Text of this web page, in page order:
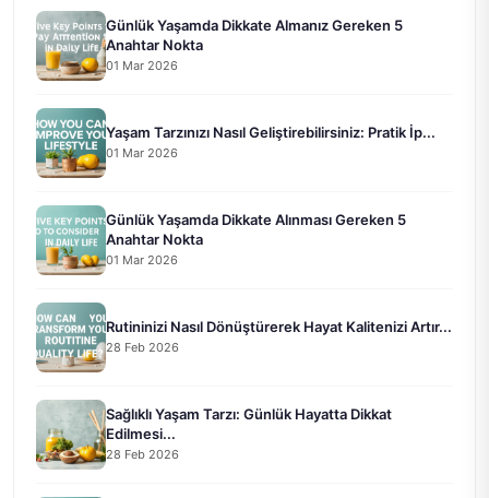
Günlük Yaşamda Dikkate Almanız Gereken 5
Anahtar Nokta
01 Mar 2026
Yaşam Tarzınızı Nasıl Geliştirebilirsiniz: Pratik İp...
01 Mar 2026
Günlük Yaşamda Dikkate Alınması Gereken 5
Anahtar Nokta
01 Mar 2026
Rutininizi Nasıl Dönüştürerek Hayat Kalitenizi Artır...
28 Feb 2026
Sağlıklı Yaşam Tarzı: Günlük Hayatta Dikkat
Edilmesi...
28 Feb 2026